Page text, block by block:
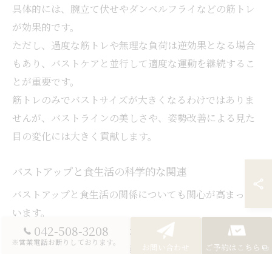
具体的には、腕立て伏せやダンベルフライなどの筋トレ
が効果的です。
ただし、過度な筋トレや無理な負荷は逆効果となる場合
もあり、バストケアと並行して適度な運動を継続するこ
とが重要です。
筋トレのみでバストサイズが大きくなるわけではありま
せんが、バストラインの美しさや、姿勢改善による見た
目の変化には大きく貢献します。
バストアップと食生活の科学的な関連
バストアップと食生活の関係についても関心が高まって
います。
バストの成長やハリを保つためには、タンパク質やビタ
ミン、ミネラルなどの栄養素が不可欠です。
042-508-3208
※営業電話お断りしております。 お問い合わせ ご予約はこちら